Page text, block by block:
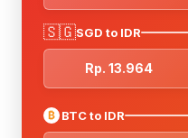
🇸🇬SGD to IDR
Rp. 13.964
₿ BTC to IDR